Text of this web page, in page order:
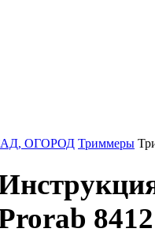
ОГОРОД Триммеры